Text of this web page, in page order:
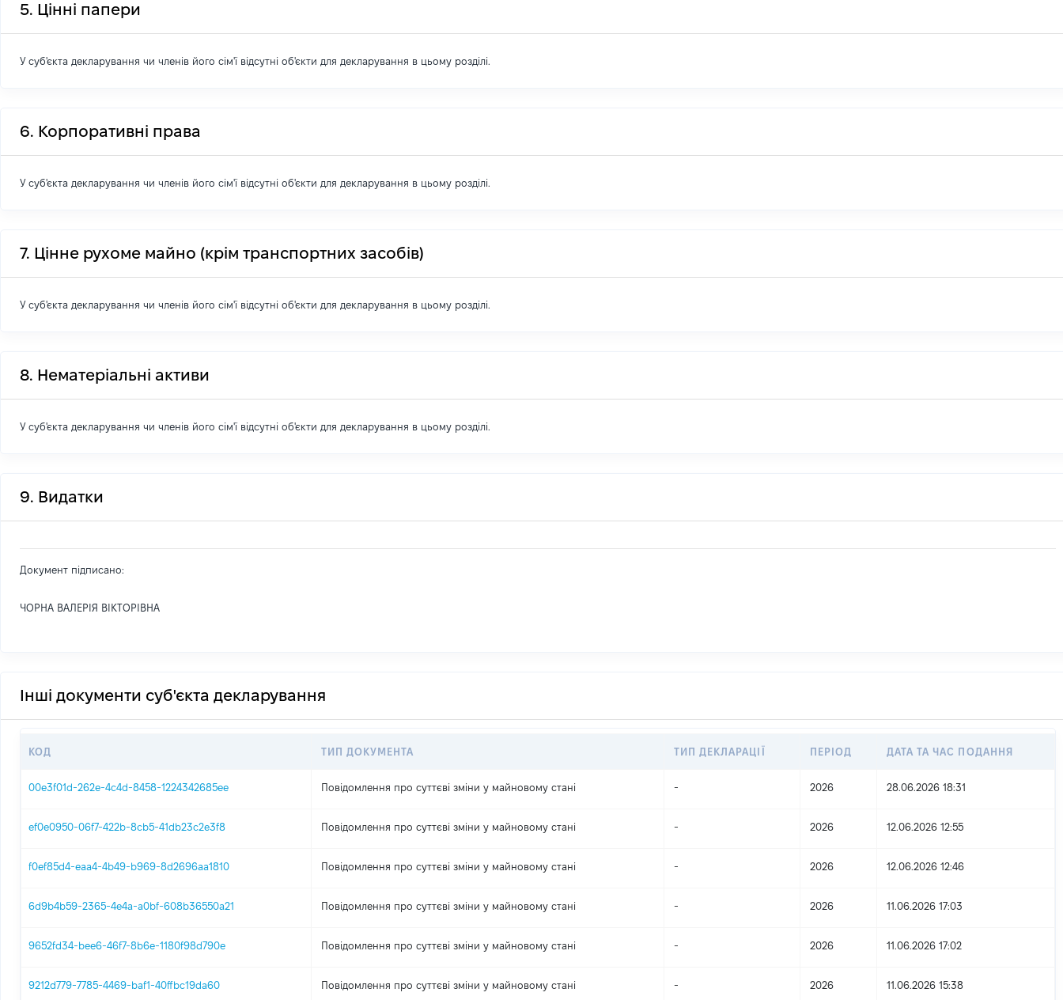
5. Цінні папери
У суб'єкта декларування чи членів його сім'ї відсутні об'єкти для декларування в цьому розділі.
6. Корпоративні права
У суб'єкта декларування чи членів його сім'ї відсутні об'єкти для декларування в цьому розділі.
7. Цінне рухоме майно (крім транспортних засобів)
У суб'єкта декларування чи членів його сім'ї відсутні об'єкти для декларування в цьому розділі.
8. Нематеріальні активи
У суб'єкта декларування чи членів його сім'ї відсутні об'єкти для декларування в цьому розділі.
9. Видатки
Документ підписано:
ЧОРНА ВАЛЕРІЯ ВІКТОРІВНА
Інші документи суб'єкта декларування
КОД ТИП ДОКУМЕНТА ТИП ДЕКЛАРАЦІЇ ПЕРІОД ДАТА ТА ЧАС ПОДАННЯ
00e3f01d-262e-4c4d-8458-1224342685ee Повідомлення про суттєві зміни y майновому стані - 2026 28.06.2026 18:31
ef0e0950-06f7-422b-8cb5-41db23c2e3f8 Повідомлення про суттєві зміни y майновому стані - 2026 12.06.2026 12:55
f0ef85d4-eaa4-4b49-b969-8d2696aa1810 Повідомлення про суттєві зміни y майновому стані - 2026 12.06.2026 12:46
6d9b4b59-2365-4e4a-a0bf-608b36550a21 Повідомлення про суттєві зміни y майновому стані - 2026 11.06.2026 17:03
9652fd34-bee6-46f7-8b6e-1180f98d790e Повідомлення про суттєві зміни y майновому стані - 2026 11.06.2026 17:02
9212d779-7785-4469-baf1-40ffbc19da60 Повідомлення про суттєві зміни y майновому стані - 2026 11.06.2026 15:38